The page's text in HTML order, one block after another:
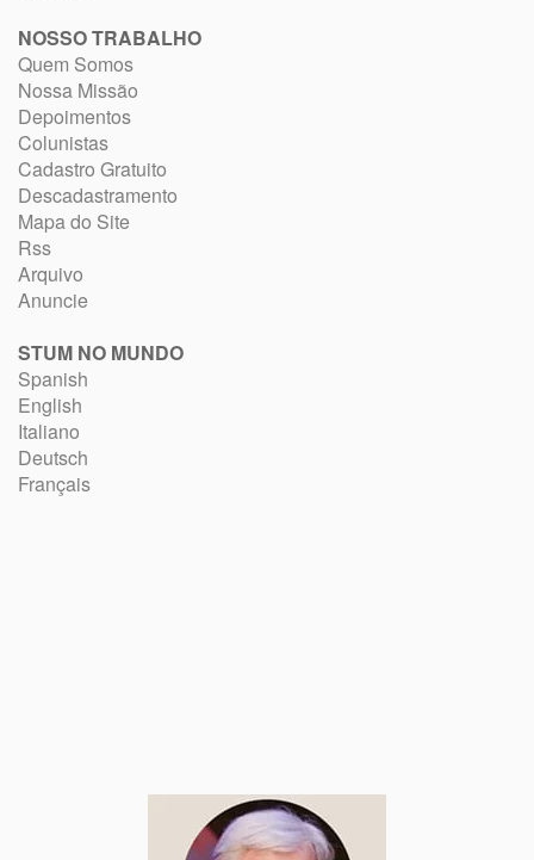
NOSSO TRABALHO
Quem Somos
Nossa Missão
Depoimentos
Colunistas
Cadastro Gratuito
Descadastramento
Mapa do Site
Rss
Arquivo
Anuncie
STUM NO MUNDO
Spanish
English
Italiano
Deutsch
Français